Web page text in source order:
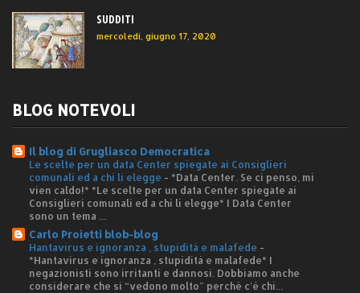
SUDDITI
mercoledì, giugno 17, 2020
BLOG NOTEVOLI
Il blog di Grugliasco Democratica
Le scelte per un data Center spiegate ai Consiglieri
comunali ed a chi li elegge - *Data Center. Se ci penso, mi
vien caldo!* *Le scelte per un data Center spiegate ai
Consiglieri comunali ed a chi li elegge* I Data Center
sono un tema ...
Carlo Proietti blob-blog
Hantavirus e ignoranza , stupidità e malafede -
*Hantavirus e ignoranza , stupidità e malafede* I
negazionisti sono irritanti e dannosi. Dobbiamo anche
considerare che si “vedono molto” perché c'è chi...